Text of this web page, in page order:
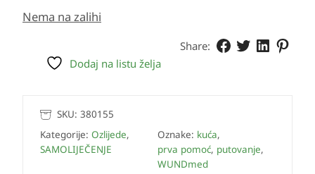
Nema na zalihi
Share:
Dodaj na listu želja
SKU: 380155
Kategorije: Ozlijede,
SAMOLIJEČENJE
Oznake: kuća,
prva pomoć, putovanje,
WUNDmed